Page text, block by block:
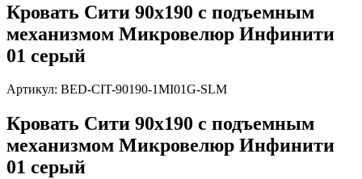
Кровать Сити 90х190 с подъемным
механизмом Микровелюр Инфинити
01 серый
Артикул: BED-CIT-90190-1MI01G-SLM
Кровать Сити 90х190 с подъемным
механизмом Микровелюр Инфинити
01 серый